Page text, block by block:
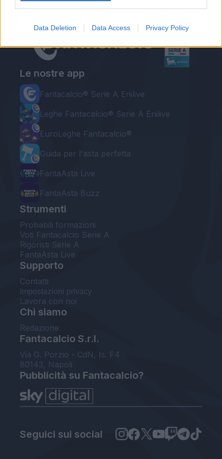
Data Deletion Data Access Privacy Policy
Le nostre app
Fantacalcio® Serie A Enilive
Leghe Fantacalcio® Serie A Enilive
EuroLeghe Fantacalcio®
Guida per l'asta perfetta
FantaAsta Live
FantaAsta Buzz
Strumenti
Probabili formazioni
Voti Fantacalcio Serie A
Rigoristi Serie A
FantaAsta Live
Supporto
Contatti
Impostazioni privacy
Lavora con noi
Chi siamo
Redazione
Fantacalcio S.r.l.
Via G. Porzio - CdN, Is. F4
80143, Napoli
Pubblicità su Fantacalcio?
Seguici sui social